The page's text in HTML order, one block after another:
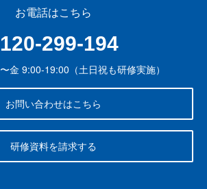
お電話はこちら
299-194
金 9:00-19:00（土日祝も研修実施）
お問い合わせはこちら
研修資料を請求する